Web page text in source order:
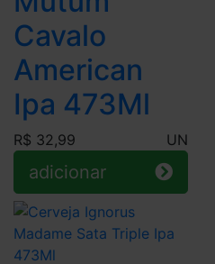
Cavalo
American
Ipa 473Ml
R$ 32,99 UN
adicionar